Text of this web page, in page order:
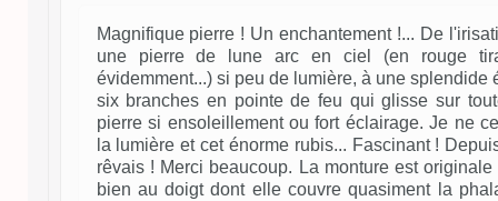
Magnifique pierre ! Un enchantement !... De
une pierre de lune arc en ciel (en rouge
évidemment...) si peu de lumière, à une splendide
six branches en pointe de feu qui glisse sur
pierre si ensoleillement ou fort éclairage. Je ne
la lumière et cet énorme rubis... Fascinant !
rêvais ! Merci beaucoup. La monture est
bien au doigt dont elle couvre quasiment la